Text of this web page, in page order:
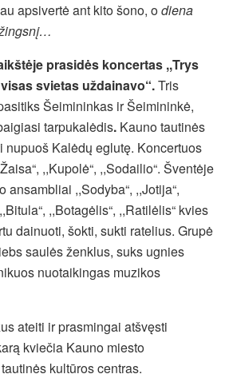
apsivertė ant kito šono, odiena
prasidės koncertas ,,Trys
svietas uždainavo“.Tris
Šeimininkas ir Šeimininkė,
tarpukalėdis. Kauno tautinės
nupuoš Kalėdų eglutę. Koncertuos
,,Kupolė“, ,,Sodailio“. Šventėje
ansambliai ,,Sodyba“, ,,Jotija“,
,,Botagėlis“, ,,Ratilėlis“ kvies
dainuoti, šokti, sukti ratelius. Grupė
saulės ženklus, suks ugnies
nuotaikingas muzikos
ateiti ir prasmingai atšvęsti
kviečia Kauno miesto
kultūros centras.